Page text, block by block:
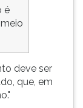
é
deve ser
que, em